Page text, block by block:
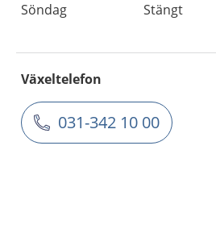
Söndag
Stängt
Växeltelefon
031-342 10 00